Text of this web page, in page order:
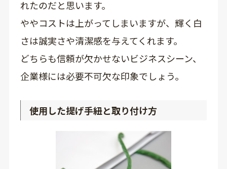
れたのだと思います。
ややコストは上がってしまいますが、輝く白
さは誠実さや清潔感を与えてくれます。
どちらも信頼が欠かせないビジネスシーン、
企業様には必要不可欠な印象でしょう。
使用した提げ手紐と取り付け方